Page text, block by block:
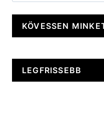
KÖVESSEN
LEGFRISSEBB